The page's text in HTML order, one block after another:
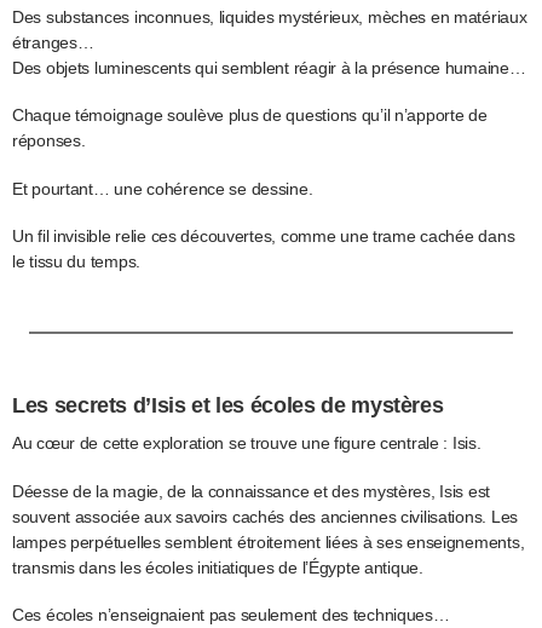
Des substances inconnues, liquides mystérieux, mèches en matériaux
étranges…
Des objets luminescents qui semblent réagir à la présence humaine…
Chaque témoignage soulève plus de questions qu’il n’apporte de
réponses.
Et pourtant… une cohérence se dessine.
Un fil invisible relie ces découvertes, comme une trame cachée dans
le tissu du temps.
Les secrets d’Isis et les écoles de mystères
Au cœur de cette exploration se trouve une figure centrale : Isis.
Déesse de la magie, de la connaissance et des mystères, Isis est
souvent associée aux savoirs cachés des anciennes civilisations. Les
lampes perpétuelles semblent étroitement liées à ses enseignements,
transmis dans les écoles initiatiques de l’Égypte antique.
Ces écoles n’enseignaient pas seulement des techniques…